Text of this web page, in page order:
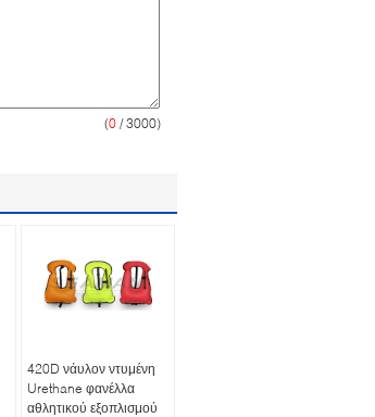
(0 / 3000)
420D νάυλον ντυμένη
Urethane φανέλλα
αθλητικού εξοπλισμού